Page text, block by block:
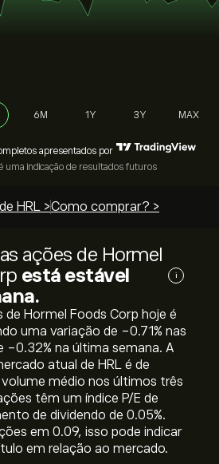
6M 1Y 3Y MAX
apresentados por
uma indicação de resultados futuros
HRL >Como comprar? >
ações de Hormel
está estável
i
de Hormel Foods Corp hoje é
uma variação de ‎-0.71‎% nas
‎-0.32‎% na última semana. A
atual de HRL é de
médio nos últimos três
têm um índice P/E de
de dividendo de 0.05%.
em 0.09, isso pode indicar
em relação ao mercado.